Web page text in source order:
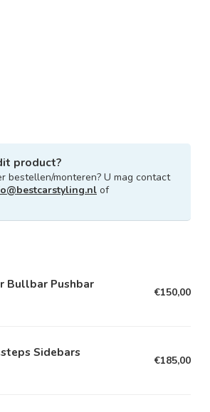
product?
bestellen/monteren? U mag contact
of
Bullbar Pushbar
€150,00
Sidebars
€185,00